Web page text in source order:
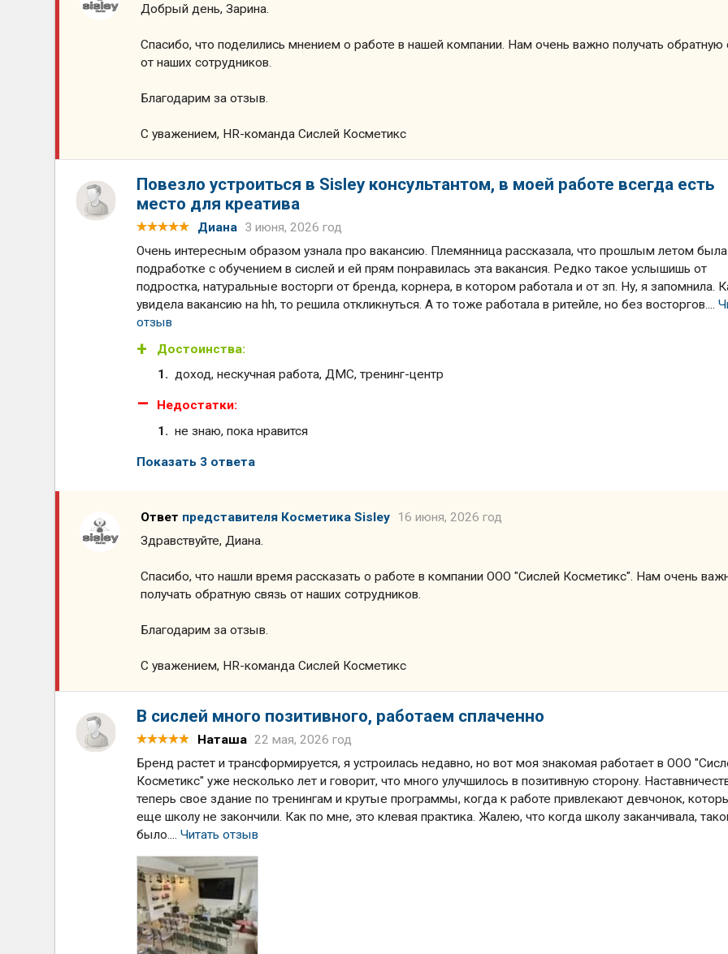
Добрый день, Зарина.
Спасибо, что поделились мнением о работе в нашей компании. Нам очень важно получать обратную
от наших сотрудников.
Благодарим за отзыв.
С уважением, HR-команда Сислей Косметикс
Повезло устроиться в Sisley консультантом, в моей работе всегда есть
место для креатива
Диана 3 июня, 2026 год
Очень интересным образом узнала про вакансию. Племянница рассказала, что прошлым летом
подработке с обучением в сислей и ей прям понравилась эта вакансия. Редко такое услышишь от
подростка, натуральные восторги от бренда, корнера, в котором работала и от зп. Ну, я запомнила.
увидела вакансию на hh, то решила откликнуться. А то тоже работала в ритейле, но без восторгов....
отзыв
Достоинства:
доход, нескучная работа, ДМС, тренинг-центр
Недостатки:
не знаю, пока нравится
Показать 3 ответа
Ответ представителя Косметика Sisley
16 июня, 2026 год
Здравствуйте, Диана.
Спасибо, что нашли время рассказать о работе в компании ООО "Сислей Косметикс". Нам очень
получать обратную связь от наших сотрудников.
Благодарим за отзыв.
С уважением, HR-команда Сислей Косметикс
В сислей много позитивного, работаем сплаченно
Наташа 22 мая, 2026 год
Бренд растет и трансформируется, я устроилась недавно, но вот моя знакомая работает в ООО
Косметикс" уже несколько лет и говорит, что много улучшилось в позитивную сторону.
теперь свое здание по тренингам и крутые программы, когда к работе привлекают девчонок,
еще школу не закончили. Как по мне, это клевая практика. Жалею, что когда школу заканчивала,
было....Читать отзыв